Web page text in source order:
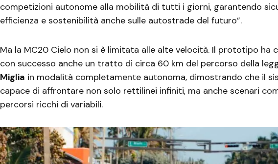
competizioni autonome alla mobilità di tutti i giorni, garantendo
efficienza e sostenibilità anche sulle autostrade del futuro”.
Ma la MC20 Cielo non si è limitata alle alte velocità. Il prototipo ha
con successo anche un tratto di circa 60 km del percorso della
Miglia in modalità completamente autonoma, dimostrando che il
capace di affrontare non solo rettilinei infiniti, ma anche scenari
percorsi ricchi di variabili.